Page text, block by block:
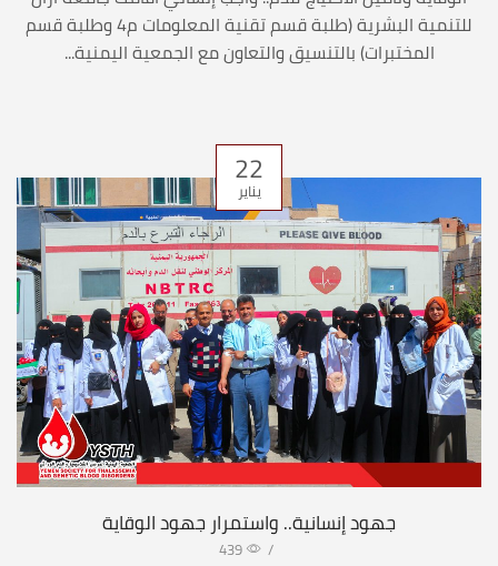
للتنمية البشرية (طلبة قسم تقنية المعلومات م4 وطلبة قسم
المختبرات) بالتنسيق والتعاون مع الجمعية اليمنية...
22
يناير
جهود إنسانية.. واستمرار جهود الوقاية
/
439